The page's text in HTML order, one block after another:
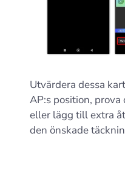
Utvärdera dessa
AP:s position,
eller lägg till extra
den önskade